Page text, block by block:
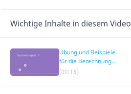
Wichtige Inhalte in diesem Video
Übung und Beispiele
für die Berechnung
der Kinematik
(00:18)